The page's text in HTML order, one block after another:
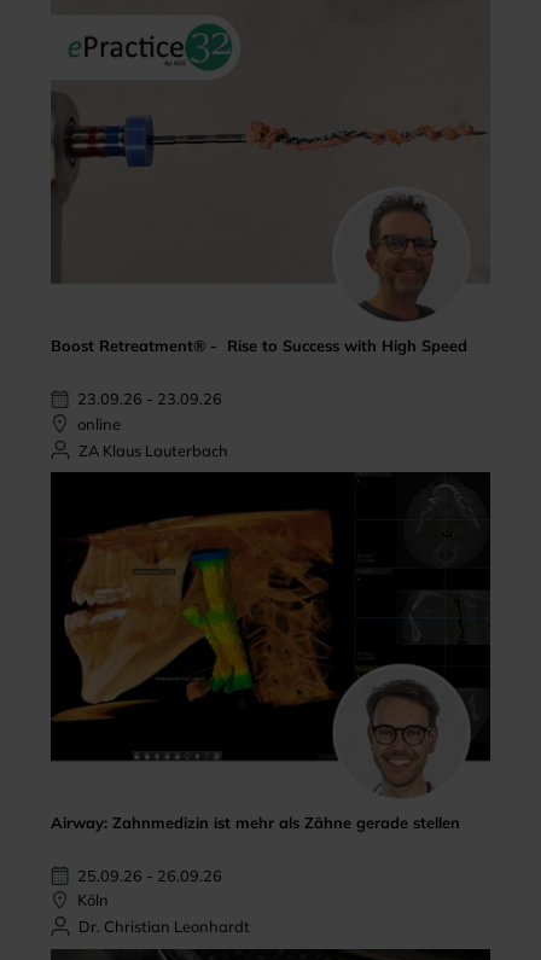
Boost Retreatment® - Rise to Success with High Speed
23.09.26 - 23.09.26
online
ZA Klaus Lauterbach
Airway: Zahnmedizin ist mehr als Zähne gerade stellen
25.09.26 - 26.09.26
Köln
Dr. Christian Leonhardt